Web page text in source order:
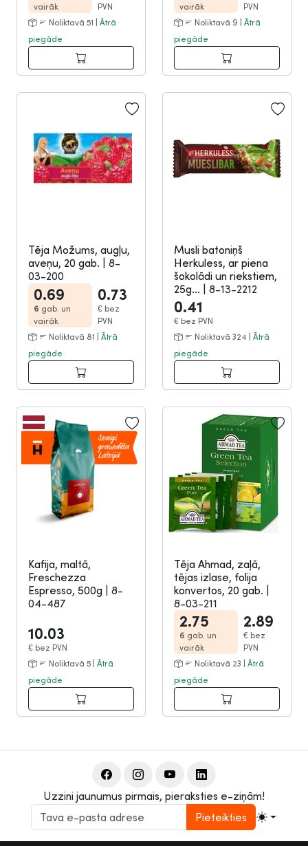
vairāk
PVN
Noliktavā 51 | Ātrā
piegāde
vairāk
PVN
Noliktavā 9 | Ātrā
piegāde
Tēja Možums, augļu,
aveņu, 20 gab.
8-
03-200
0.69
6 gab. un
vairāk
0.73
€ bez
PVN
Noliktavā 81 | Ātrā
piegāde
Musli batoniņš
Herkuless, ar piena
šokolādi un riekstiem,
25g...
8-13-2212
0.41
€ bez PVN
Noliktavā 324 | Ātrā
piegāde
Kafija, maltā,
Freschezza
Espresso, 500g
8-
04-487
10.03
€ bez PVN
Noliktavā 5 | Ātrā
piegāde
Tēja Ahmad, zaļā,
tējas izlase, folija
konvertos, 20 gab.
8-03-211
2.75
6 gab. un
vairāk
2.89
€ bez
PVN
Noliktavā 23 | Ātrā
piegāde
Uzzini jaunumus pirmais, pieraksties e-ziņām!
Pieteikties